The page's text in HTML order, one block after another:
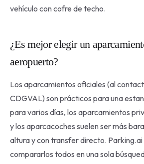
vehículo con cofre de techo.
¿Es mejor elegir un
aeropuerto?
Los aparcamientos oficiales (al
CDGVAL) son prácticos para una
para varios días, los aparcamientos
y los aparcacoches suelen ser más
altura y con transfer directo.
compararlos todos en una sola